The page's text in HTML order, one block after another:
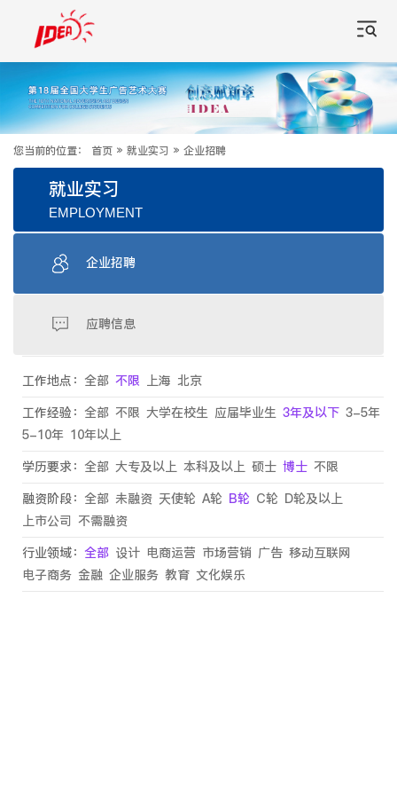
您当前的位置： 首页 » 就业实习 » 企业招聘
就业实习
EMPLOYMENT
企业招聘
应聘信息
工作地点： 全部 不限 上海 北京
工作经验： 全部 不限 大学在校生 应届毕业生 3年及以下 3-5年
5-10年 10年以上
学历要求： 全部 大专及以上 本科及以上 硕士 博士 不限
融资阶段： 全部 未融资 天使轮 A轮 B轮 C轮 D轮及以上
上市公司 不需融资
行业领域： 全部 设计 电商运营 市场营销 广告 移动互联网
电子商务 金融 企业服务 教育 文化娱乐